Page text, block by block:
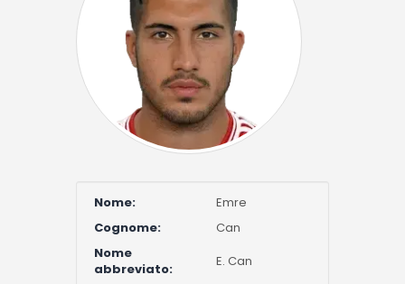
Nome:
Emre
Cognome:
Can
Nome
abbreviato:
E. Can